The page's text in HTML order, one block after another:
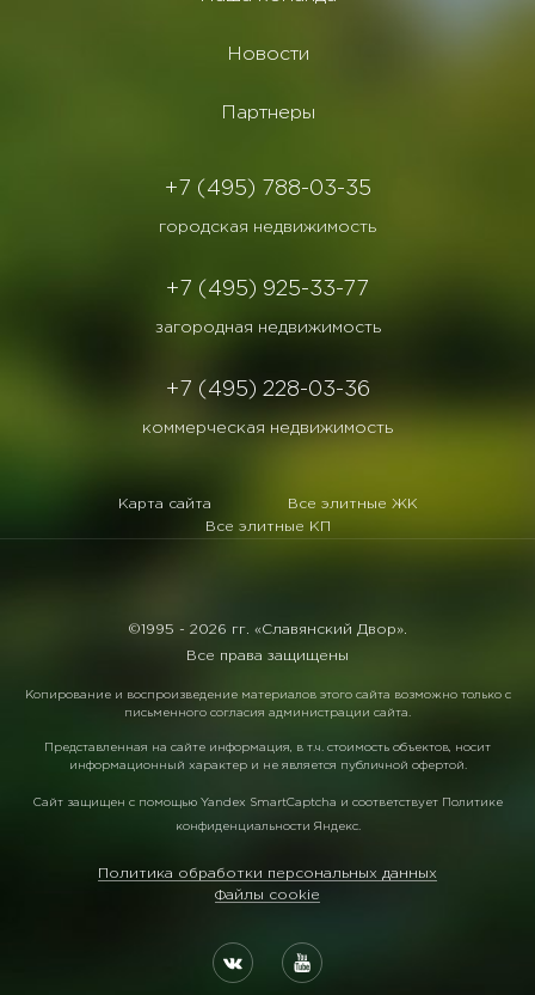
Новости
Партнеры
+7 (495) 788-03-35
городская недвижимость
+7 (495) 925-33-77
загородная недвижимость
+7 (495) 228-03-36
коммерческая недвижимость
Карта сайта
Все элитные ЖК
Все элитные КП
©1995 - 2026 гг. «Славянский Двор».
Все права защищены
Копирование и воспроизведение материалов этого сайта возможно только с
письменного согласия администрации сайта.
Представленная на сайте информация, в т.ч. стоимость объектов, носит
информационный характер и не является публичной офертой.
Сайт защищен с помощью Yandex SmartCaptcha и соответствует Политике
конфиденциальности Яндекс.
Политика обработки персональных данных
Файлы cookie